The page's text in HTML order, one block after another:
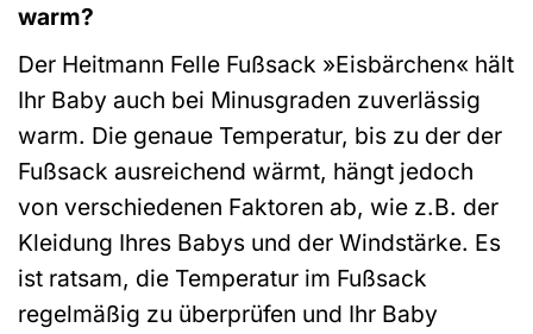
warm?
Der Heitmann Felle Fußsack »Eisbärchen« hält
Ihr Baby auch bei Minusgraden zuverlässig
warm. Die genaue Temperatur, bis zu der der
Fußsack ausreichend wärmt, hängt jedoch
von verschiedenen Faktoren ab, wie z.B. der
Kleidung Ihres Babys und der Windstärke. Es
ist ratsam, die Temperatur im Fußsack
regelmäßig zu überprüfen und Ihr Baby